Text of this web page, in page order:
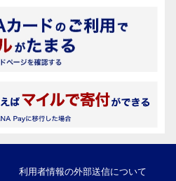
利用者情報の外部送信について